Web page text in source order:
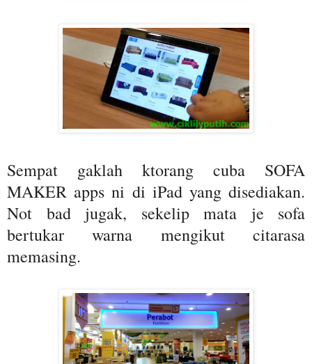
Sempat gaklah ktorang cuba SOFA
MAKER apps ni di iPad yang disediakan.
Not bad jugak, sekelip mata je sofa
bertukar warna mengikut citarasa
memasing.